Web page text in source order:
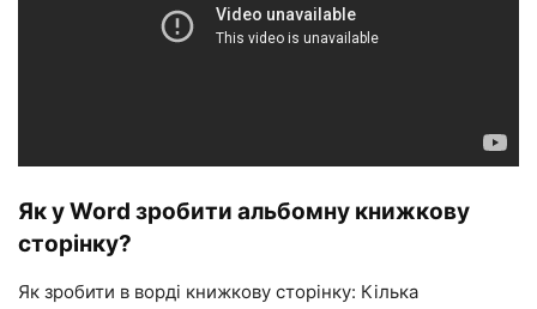
Як у Word зробити альбомну книжкову
сторінку?
Як зробити в ворді книжкову сторінку: Кілька